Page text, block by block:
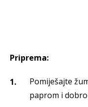
Priprema:
Pomiješajte
paprom i